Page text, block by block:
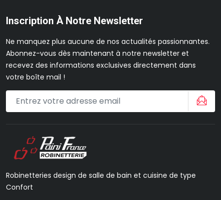
Inscription À Notre Newsletter
Ne manquez plus aucune de nos actualités passionnantes.
Abonnez-vous dès maintenant à notre newsletter et
recevez des informations exclusives directement dans
votre boîte mail !
Robinetteries design de salle de bain et cuisine de type
Confort